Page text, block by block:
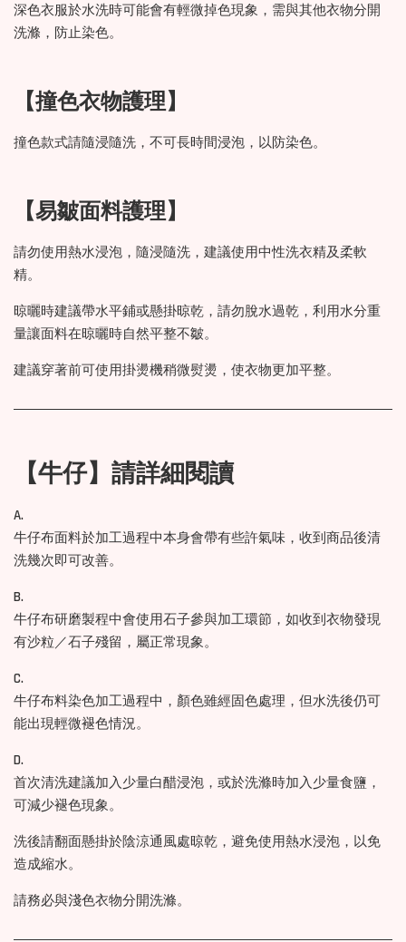
深色衣服於水洗時可能會有輕微掉色現象，需與其他衣物分開
洗滌，防止染色。
【撞色衣物護理】
撞色款式請隨浸隨洗，不可長時間浸泡，以防染色。
【易皺面料護理】
請勿使用熱水浸泡，隨浸隨洗，建議使用中性洗衣精及柔軟
精。
晾曬時建議帶水平鋪或懸掛晾乾，請勿脫水過乾，利用水分重
量讓面料在晾曬時自然平整不皺。
建議穿著前可使用掛燙機稍微熨燙，使衣物更加平整。
【牛仔】請詳細閱讀
A.
牛仔布面料於加工過程中本身會帶有些許氣味，收到商品後清
洗幾次即可改善。
B.
牛仔布研磨製程中會使用石子參與加工環節，如收到衣物發現
有沙粒／石子殘留，屬正常現象。
C.
牛仔布料染色加工過程中，顏色雖經固色處理，但水洗後仍可
能出現輕微褪色情況。
D.
首次清洗建議加入少量白醋浸泡，或於洗滌時加入少量食鹽，
可減少褪色現象。
洗後請翻面懸掛於陰涼通風處晾乾，避免使用熱水浸泡，以免
造成縮水。
請務必與淺色衣物分開洗滌。